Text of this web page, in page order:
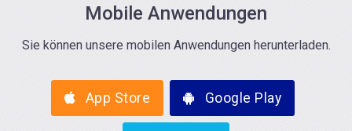
Mobile Anwendungen
Sie können unsere mobilen Anwendungen herunterladen.
App Store Google Play